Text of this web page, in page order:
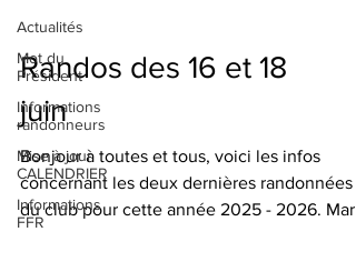
Actualités
Mot du
Président
Informations
randonneurs
Mise à jour
CALENDRIER
Informations
FFR
Randos des 16 et 18
juin
Bonjour à toutes et tous, voici les infos
concernant les deux dernières randonnées
du club pour cette année 2025 - 2026.